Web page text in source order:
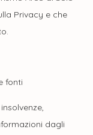
Privacy e che
fonti
dagli